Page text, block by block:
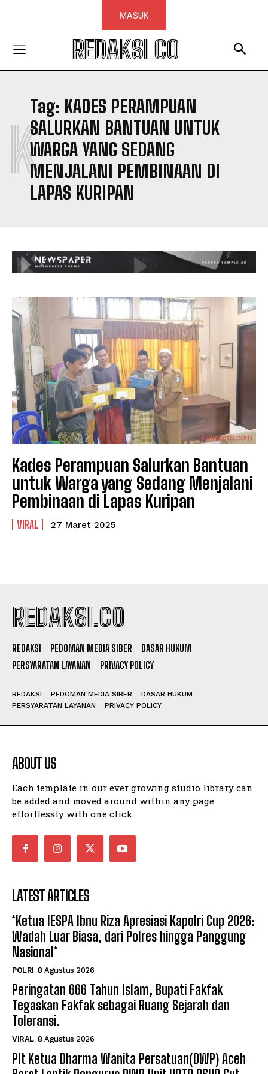
MASUK
REDAKSI.CO
Tag: KADES PERAMPUAN
SALURKAN BANTUAN UNTUK
WARGA YANG SEDANG
MENJALANI PEMBINAAN DI
LAPAS KURIPAN
K
Kades Perampuan Salurkan Bantuan
untuk Warga yang Sedang Menjalani
Pembinaan di Lapas Kuripan
VIRAL 27 Maret 2025
REDAKSI.CO
REDAKSI PEDOMAN MEDIA SIBER
DASAR HUKUM
PERSYARATAN LAYANAN
PRIVACY POLICY
REDAKSI PEDOMAN MEDIA SIBER
DASAR HUKUM
PERSYARATAN LAYANAN
PRIVACY POLICY
ABOUT US
Each template in our ever growing studio library can
be added and moved around within any page
effortlessly with one click.
LATEST ARTICLES
*Ketua IESPA Ibnu Riza Apresiasi Kapolri Cup 2026:
Wadah Luar Biasa, dari Polres hingga Panggung
Nasional*
POLRI 8 Agustus 2026
Peringatan 666 Tahun Islam, Bupati Fakfak
Tegaskan Fakfak sebagai Ruang Sejarah dan
Toleransi.
VIRAL 8 Agustus 2026
Plt Ketua Dharma Wanita Persatuan(DWP) Aceh